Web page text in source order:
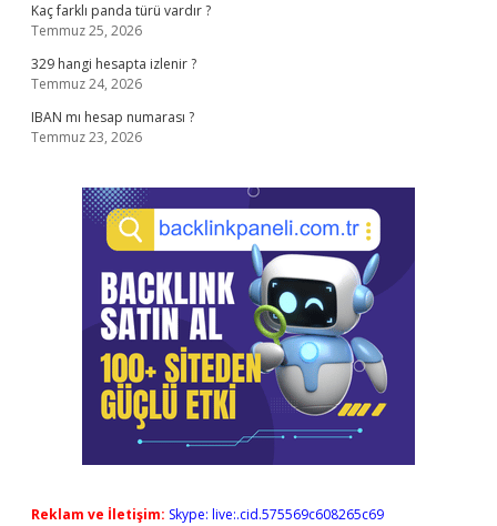
Kaç farklı panda türü vardır ?
Temmuz 25, 2026
329 hangi hesapta izlenir ?
Temmuz 24, 2026
IBAN mı hesap numarası ?
Temmuz 23, 2026
Reklam ve İletişim: Skype: live:.cid.575569c608265c69